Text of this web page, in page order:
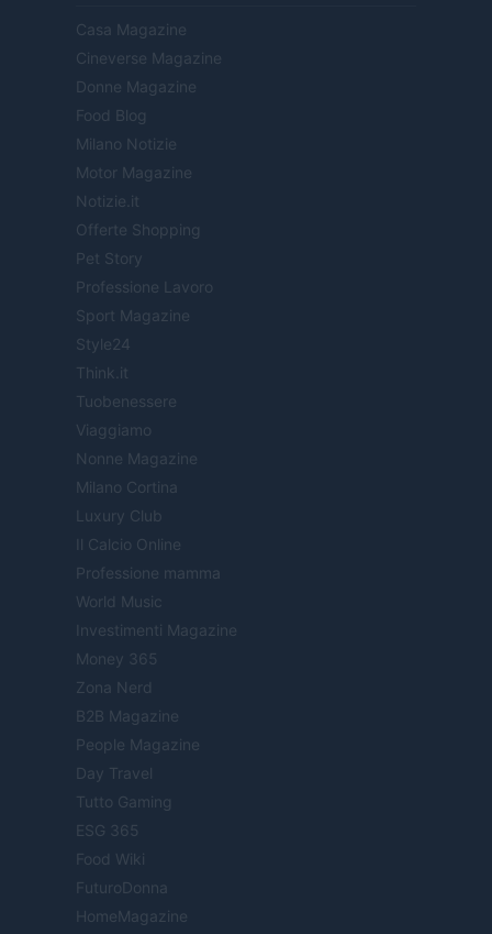
Casa Magazine
Cineverse Magazine
Donne Magazine
Food Blog
Milano Notizie
Motor Magazine
Notizie.it
Offerte Shopping
Pet Story
Professione Lavoro
Sport Magazine
Style24
Think.it
Tuobenessere
Viaggiamo
Nonne Magazine
Milano Cortina
Luxury Club
Il Calcio Online
Professione mamma
World Music
Investimenti Magazine
Money 365
Zona Nerd
B2B Magazine
People Magazine
Day Travel
Tutto Gaming
ESG 365
Food Wiki
FuturoDonna
HomeMagazine